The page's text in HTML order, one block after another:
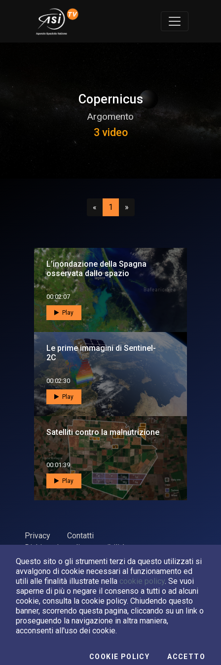
Questo sito o gli strumenti terzi da questo utilizzati si
avvalgono di cookie necessari al funzionamento ed
utili alle finalità illustrate nella cookie policy. Se vuoi
saperne di più o negare il consenso a tutti o ad alcuni
cookie, consulta la cookie policy. Chiudendo questo
banner, scorrendo questa pagina, cliccando su un link o
proseguendo la navigazione in altra maniera,
acconsenti all'uso dei cookie.
COOKIE POLICY ACCETTO
Copernicus
Argomento
3 video
«Precedente
1 (attuale)
»Successivo
L’inondazione della Spagna
osservata dallo spazio
00:02:07
Play
Le prime immagini di Sentinel-
2C
00:02:30
Play
Satelliti contro la malnutrizione
00:01:39
Play
Privacy
Contatti
Dichiarazione di accessibilità
ASI Agenzia Spaziale Italiana, 2026. P.Iva 03638121008
Sviluppato daLPM
Seguici su:
Asi su Facebook
Asi su XCanale Asi su YouTube